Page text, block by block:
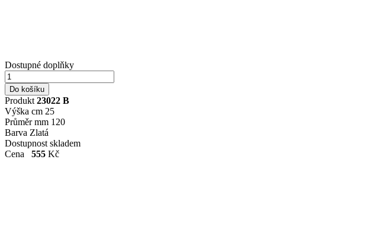
Dostupné doplňky
Produkt 23022 B
Výška cm 25
Průměr mm 120
Barva Zlatá
Dostupnost skladem
Cena
555 Kč